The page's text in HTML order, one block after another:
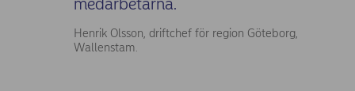
Henrik Olsson, driftchef för region Göteborg,
Wallenstam.